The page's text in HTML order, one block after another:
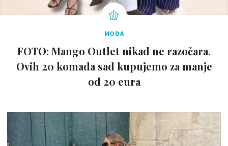
MODA
FOTO: Mango Outlet nikad ne razočara.
Ovih 20 komada sad kupujemo za manje
od 20 eura